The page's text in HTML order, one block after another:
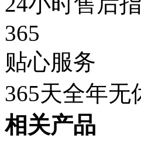
365
贴心服务
365天全年无
相关产品